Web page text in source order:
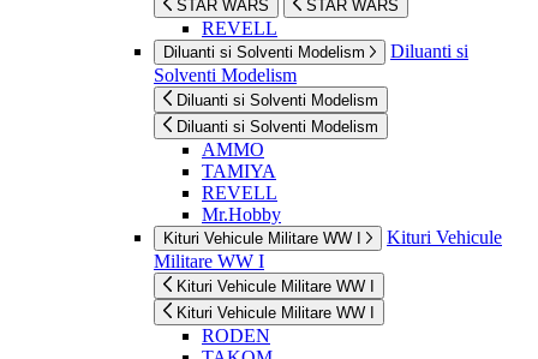
STAR WARS STAR WARS
REVELL
Diluanti si Solventi Modelism
Diluanti si
Solventi Modelism
Diluanti si Solventi Modelism
Diluanti si Solventi Modelism
AMMO
TAMIYA
REVELL
Mr.Hobby
Kituri Vehicule Militare WW I
Kituri Vehicule
Militare WW I
Kituri Vehicule Militare WW I
Kituri Vehicule Militare WW I
RODEN